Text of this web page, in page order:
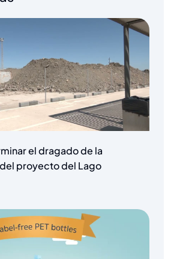
el dragado de la
proyecto del Lago